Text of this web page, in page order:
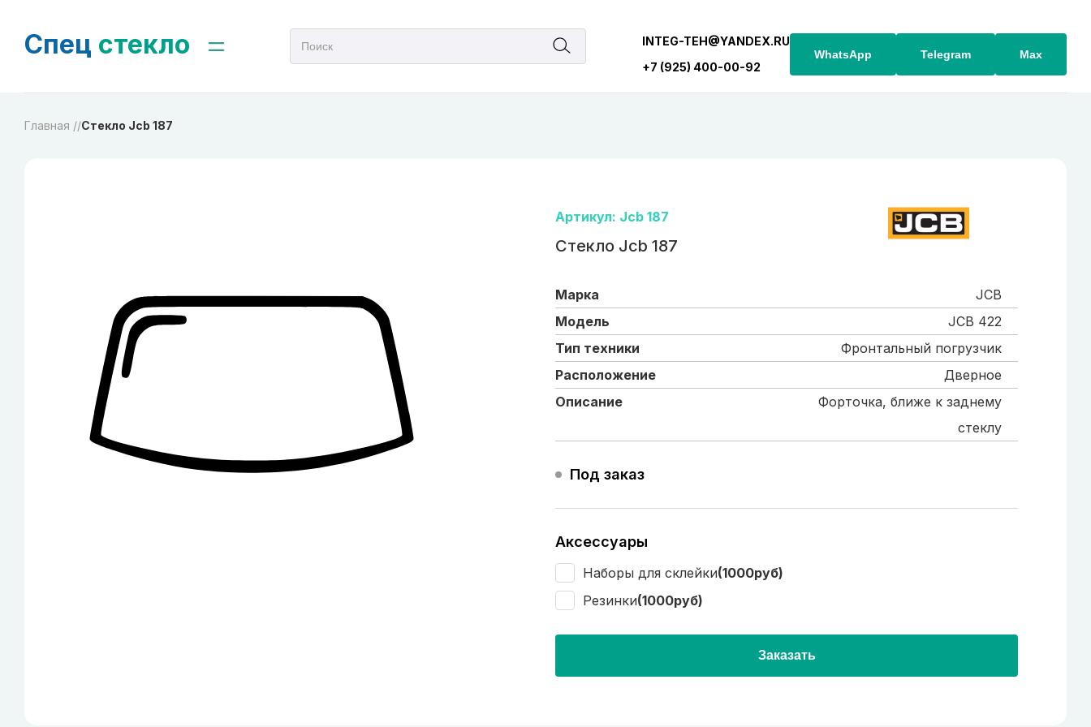
Спец стекло
INTEG-TEH@YANDEX.RU
+7 (925) 400-00-92
WhatsApp Telegram Max
Главная //Стекло Jcb 187
Артикул: Jcb 187
Стекло Jcb 187
Марка
JCB
Модель
JCB 422
Тип техники
Фронтальный погрузчик
Расположение
Дверное
Описание
Форточка, ближе к заднему
стеклу
Под заказ
Аксессуары
Наборы для склейки(1000руб)
Резинки(1000руб)
Заказать